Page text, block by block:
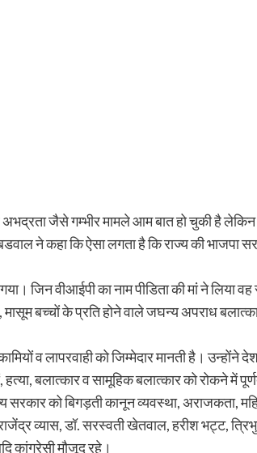
जैसे गम्भीर मामले आम बात हो चुकी है लेकिन
ने कहा कि ऐसा लगता है कि राज्य की भाजपा
जिन वीआईपी का नाम पीडिता की मां ने
बच्चों के प्रति होने वाले जघन्य अपराध
व लापरवाही को जिम्मेदार मानती है। उन्होंने
बलात्कार व सामूहिक बलात्कार को रोकने में
को बिगड़ती कानून व्यवस्था, अराजकता,
व्यास, डॉ. सरस्वती खेतवाल, हरीश भट्ट,
कांग्रेसी मौजूद रहे।